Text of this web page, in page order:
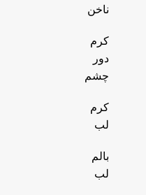
ناخن
کرم
دور
چشم
کرم
لب
بالم
لب